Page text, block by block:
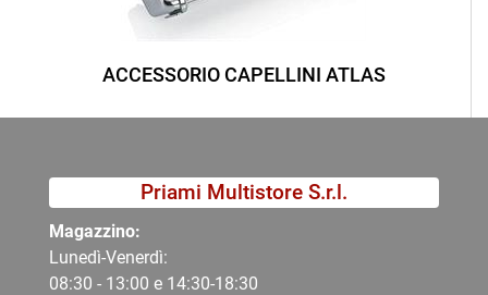
ACCESSORIO CAPELLINI ATLAS
Priami Multistore S.r.l.
Magazzino:
Lunedì-Venerdì:
08:30 - 13:00 e 14:30-18:30